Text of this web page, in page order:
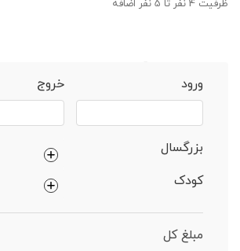
ظرفیت 4 نفر تا 5 نفر اضافه
ورود
خروج
بزرگسال
کودک
مبلغ کل